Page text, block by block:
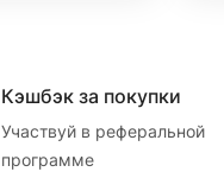
Кэшбэк за покупки
Участвуй в реферальной
программе